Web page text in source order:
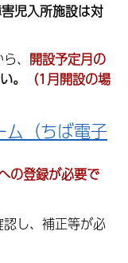
児入所施設は対
、 開設予定月の
。
（1月開設の場
（ちば電子
の登録が必要で
し、補正等が必